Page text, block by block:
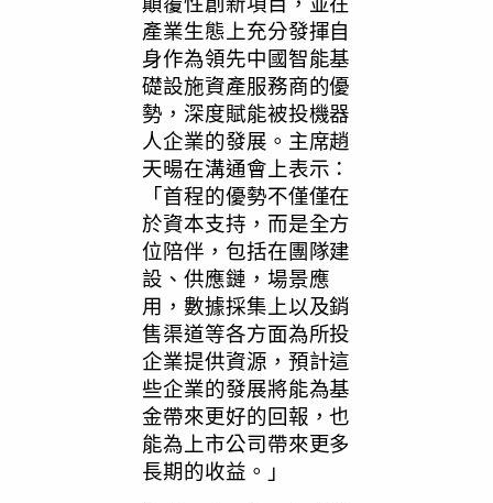
產業生態上充分發揮自
身作為領先中國智能基
礎設施資產服務商的優
勢，深度賦能被投機器
人企業的發展。主席趙
天暘在溝通會上表示：
「首程的優勢不僅僅在
於資本支持，而是全方
位陪伴，包括在團隊建
設、供應鏈，場景應
用，數據採集上以及銷
售渠道等各方面為所投
企業提供資源，預計這
些企業的發展將能為基
金帶來更好的回報，也
能為上市公司帶來更多
長期的收益。 」